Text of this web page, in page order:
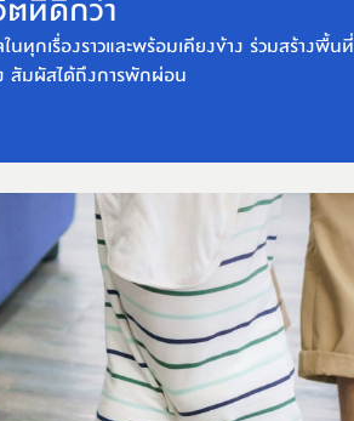
ที่ดีกว่า
ทุกเรื่องราวและพร้อมเคียงข้าง ร่วมสร้างพื้นที่
สัมผัสได้ถึงการพักผ่อน